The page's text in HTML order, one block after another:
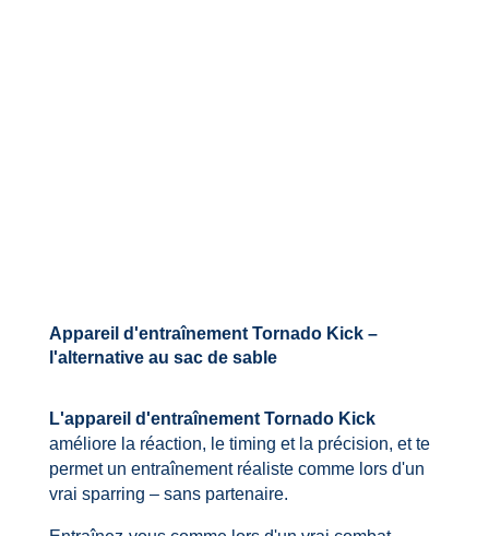
Appareil d'entraînement Tornado Kick –
l'alternative au sac de sable
L'appareil d'entraînement Tornado Kick
améliore la réaction, le timing et la précision, et te
permet un entraînement réaliste comme lors d'un
vrai sparring – sans partenaire.